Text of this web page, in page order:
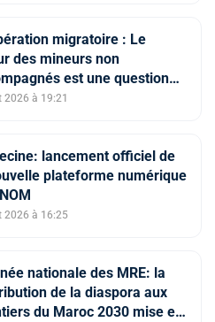
migratoire : Le
des mineurs non
est une question
basée sur les Hautes
2026 à 19:21
lancement officiel de
plateforme numérique
2026 à 16:25
nationale des MRE: la
de la diaspora aux
du Maroc 2030 mise en